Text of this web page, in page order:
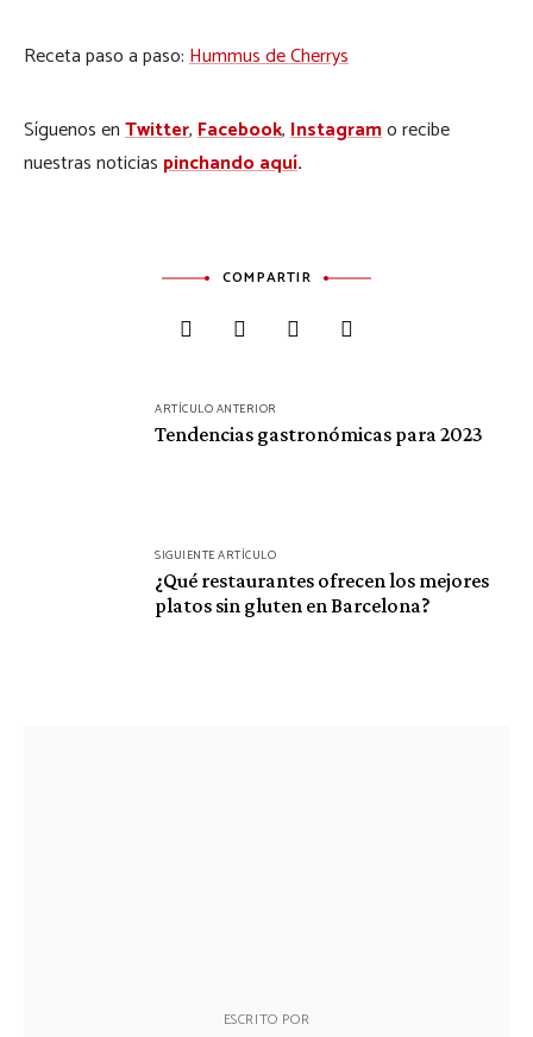
Receta paso a paso:Hummus de Cherrys
Síguenos enTwitter,Facebook,Instagramo recibe
nuestras noticias pinchando aquí.
COMPARTIR
ARTÍCULO ANTERIOR
Tendencias gastronómicas para 2023
SIGUIENTE ARTÍCULO
¿Qué restaurantes ofrecen los mejores
platos sin gluten en Barcelona?
ESCRITO POR